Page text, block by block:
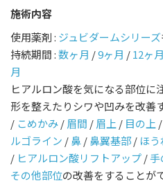
施術内容
使用薬剤 : ジュビダームシリーズ
持続期間 :数ヶ月 /9ヶ月 /12ヶ月
月
ヒアルロン酸を気になる部位に
形を整えたりシワや凹みを改善
/ こめかみ/眉間 /眉上 / 目の上 /
ルゴライン /鼻/鼻翼基部/ ほ
/ ヒアルロン酸リフトアップ/手
その他部位の改善をすることが